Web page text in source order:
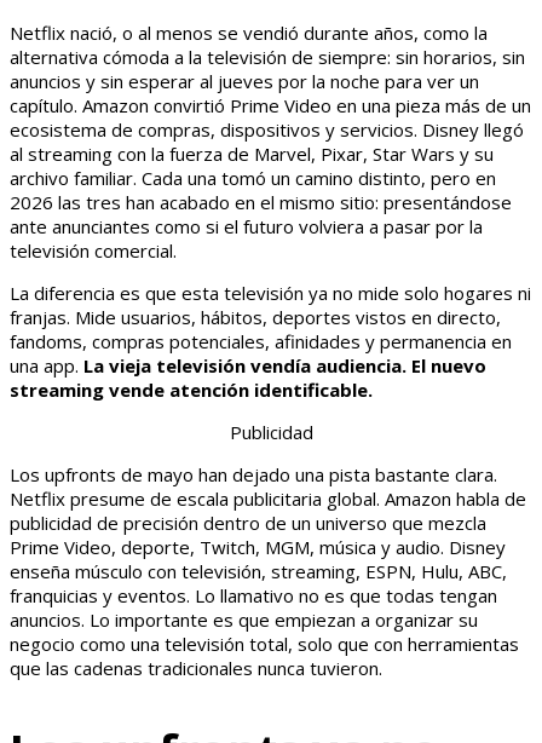
Netflix nació, o al menos se vendió durante años, como la
alternativa cómoda a la televisión de siempre: sin horarios, sin
anuncios y sin esperar al jueves por la noche para ver un
capítulo. Amazon convirtió Prime Video en una pieza más de un
ecosistema de compras, dispositivos y servicios. Disney llegó
al streaming con la fuerza de Marvel, Pixar, Star Wars y su
archivo familiar. Cada una tomó un camino distinto, pero en
2026 las tres han acabado en el mismo sitio: presentándose
ante anunciantes como si el futuro volviera a pasar por la
televisión comercial.
La diferencia es que esta televisión ya no mide solo hogares ni
franjas. Mide usuarios, hábitos, deportes vistos en directo,
fandoms, compras potenciales, afinidades y permanencia en
una app. La vieja televisión vendía audiencia. El nuevo
streaming vende atención identificable.
Publicidad
Los upfronts de mayo han dejado una pista bastante clara.
Netflix presume de escala publicitaria global. Amazon habla de
publicidad de precisión dentro de un universo que mezcla
Prime Video, deporte, Twitch, MGM, música y audio. Disney
enseña músculo con televisión, streaming, ESPN, Hulu, ABC,
franquicias y eventos. Lo llamativo no es que todas tengan
anuncios. Lo importante es que empiezan a organizar su
negocio como una televisión total, solo que con herramientas
que las cadenas tradicionales nunca tuvieron.